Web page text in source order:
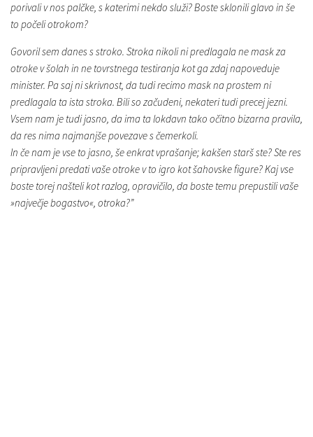
porivali v nos palčke, s katerimi nekdo služi? Boste sklonili glavo in še
to počeli otrokom?
Govoril sem danes s stroko. Stroka nikoli ni predlagala ne mask za
otroke v šolah in ne tovrstnega testiranja kot ga zdaj napoveduje
minister. Pa saj ni skrivnost, da tudi recimo mask na prostem ni
predlagala ta ista stroka. Bili so začudeni, nekateri tudi precej jezni.
Vsem nam je tudi jasno, da ima ta lokdavn tako očitno bizarna pravila,
da res nima najmanjše povezave s čemerkoli.
In če nam je vse to jasno, še enkrat vprašanje; kakšen starš ste? Ste res
pripravljeni predati vaše otroke v to igro kot šahovske figure? Kaj vse
boste torej našteli kot razlog, opravičilo, da boste temu prepustili vaše
»največje bogastvo«, otroka?”